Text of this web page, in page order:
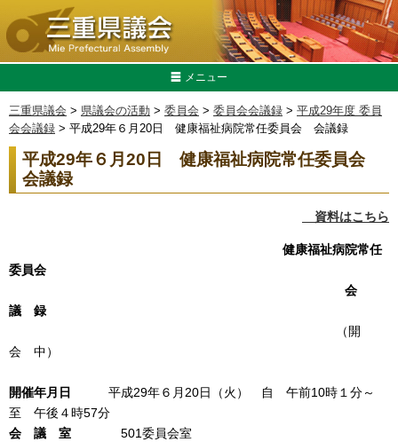
メニュー
三重県議会 > 県議会の活動 > 委員会 > 委員会会議録 > 平成29年度 委員
会会議録 > 平成29年６月20日 健康福祉病院常任委員会 会議録
平成29年６月20日 健康福祉病院常任委員会
会議録
資料はこちら
健康福祉病院常任
委員会
会
議 録
（開
会 中）
開催年月日 平成29年６月20日（火） 自 午前10時１分～
至 午後４時57分
会 議 室 501委員会室